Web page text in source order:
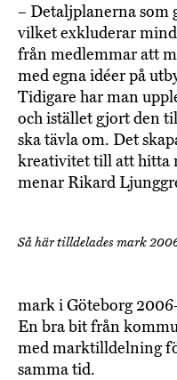
– Detaljplanerna som
vilket exkluderar
från medlemmar att
med egna idéer på
Tidigare har man
och istället gjort den
ska tävla om. Det
kreativitet till att hitta
menar Rikard
Så här tilldelades mark
mark i Göteborg
En bra bit från
med marktilldelning
samma tid.